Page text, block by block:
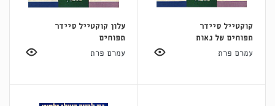
קוקטייל סיידר
תפוחים של נאות
עמרם פרת
עלון קוקטייל סיידר
תפוחים
עמרם פרת